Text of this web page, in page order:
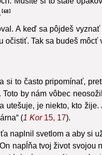
Musíte si to stále
A keď sa pôjdeš
Tak sa budeš môcť
to často pripomínať,
by nám vôbec
je niekto, kto
(1 Kor 15, 17 ).
naplnil svetlom a aby si
napĺňa tvoj život svojou